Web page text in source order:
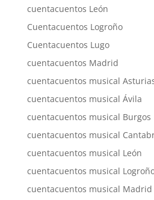
cuentacuentos León
Cuentacuentos Logroño
Cuentacuentos Lugo
cuentacuentos Madrid
cuentacuentos musical
cuentacuentos musical Ávila
cuentacuentos musical Burgos
cuentacuentos musical
cuentacuentos musical León
cuentacuentos musical
cuentacuentos musical Madrid